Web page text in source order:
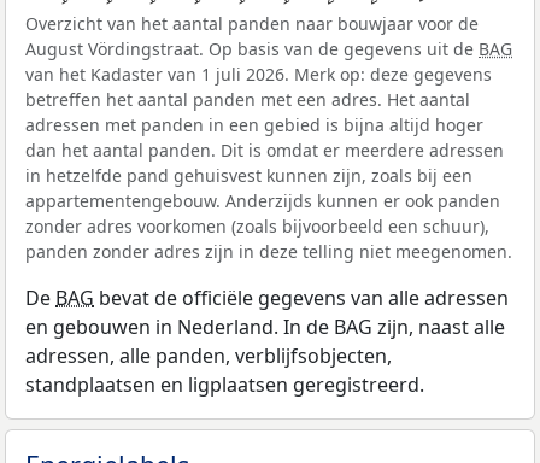
Overzicht van het aantal panden naar bouwjaar voor de
August Vördingstraat. Op basis van de gegevens uit de BAG
van het Kadaster van 1 juli 2026. Merk op: deze gegevens
betreffen het aantal panden met een adres. Het aantal
adressen met panden in een gebied is bijna altijd hoger
dan het aantal panden. Dit is omdat er meerdere adressen
in hetzelfde pand gehuisvest kunnen zijn, zoals bij een
appartementengebouw. Anderzijds kunnen er ook panden
zonder adres voorkomen (zoals bijvoorbeeld een schuur),
panden zonder adres zijn in deze telling niet meegenomen.
De BAG bevat de officiële gegevens van alle adressen
en gebouwen in Nederland. In de BAG zijn, naast alle
adressen, alle panden, verblijfsobjecten,
standplaatsen en ligplaatsen geregistreerd.